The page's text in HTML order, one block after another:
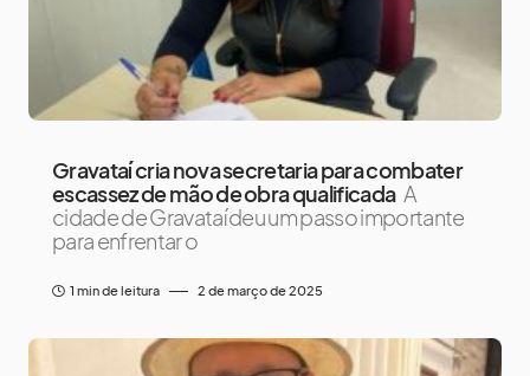
Gravataí cria nova secretaria para combater
escassez de mão de obra qualificada A
cidade de Gravataí deu um passo importante
para enfrentar o
1 min de leitura 2 de março de 2025